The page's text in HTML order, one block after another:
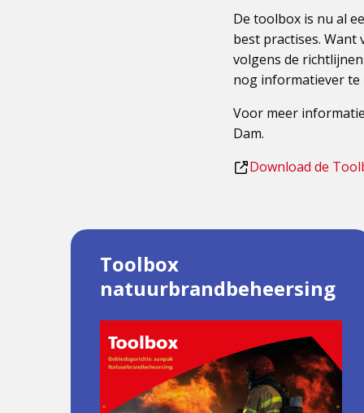
De toolbox is nu al
best practises. Want
volgens de
nog informatiever te
Voor meer
Dam.
Dit
externe
Download de
Toolbox
natuurbrandbeheersing